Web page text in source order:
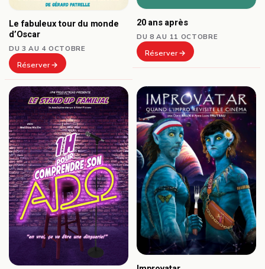
Le fabuleux tour du monde
d’Oscar
DU 3 AU 4 OCTOBRE
Réserver
20 ans après
DU 8 AU 11 OCTOBRE
Réserver